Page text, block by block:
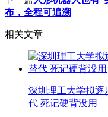
布，全程可追溯
相关文章
深圳理工大学拟
代 死记硬背没用